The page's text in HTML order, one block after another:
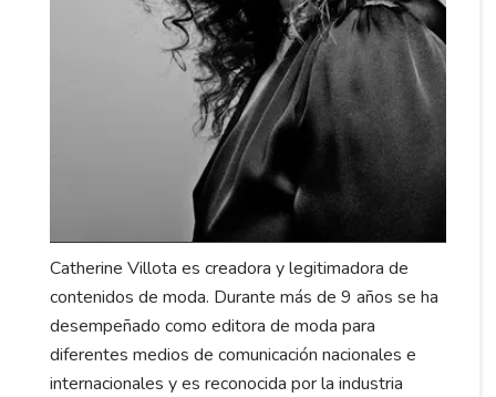
Catherine Villota es creadora y legitimadora de
contenidos de moda. Durante más de 9 años se ha
desempeñado como editora de moda para
diferentes medios de comunicación nacionales e
internacionales y es reconocida por la industria